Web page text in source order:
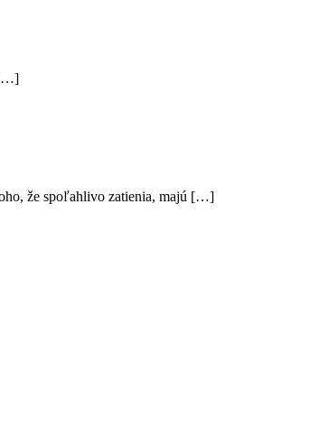
[…]
že spoľahlivo zatienia, majú […]